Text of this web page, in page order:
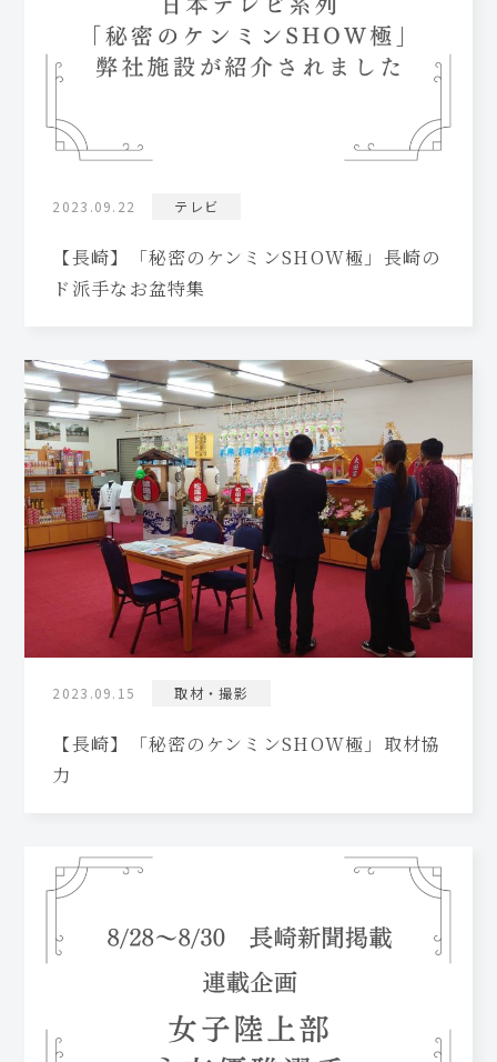
2023.09.22 テレビ
【長崎】「秘密のケンミンSHOW極」長崎の
ド派手なお盆特集
2023.09.15 取材・撮影
【長崎】「秘密のケンミンSHOW極」取材協
力